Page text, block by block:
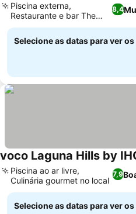
8,4
Piscina externa,
Restaurante e bar The
Grange
Selecione as datas para ver
voco Laguna Hills by
7,9
Piscina ao ar livre,
Culinária gourmet no local
Selecione as datas para ver